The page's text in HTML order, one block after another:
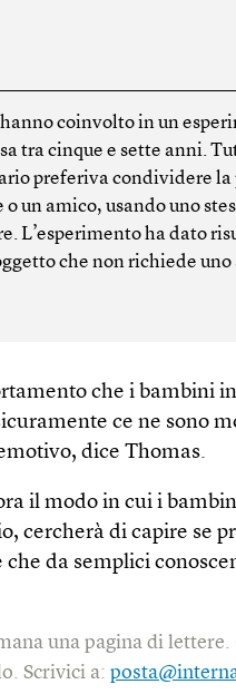
coinvolto in un
tra cinque e sette anni.
preferiva condividere la
un amico, usando uno
L’esperimento ha dato
che non richiede uno
che i bambini
ce ne sono
dice Thomas.
il modo in cui i
cercherà di capire se
da semplici
una pagina di lettere.
Scrivici a: